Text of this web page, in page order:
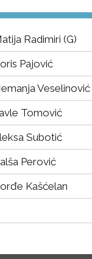
Radimiri (G)
Pajović
Veselinović
Tomović
Subotić
Perović
Kašćelan